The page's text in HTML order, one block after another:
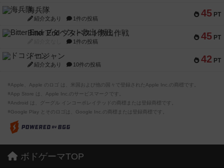
45 PT
海兵隊
紹介文あり 1件の投稿
45 PT
Bitter End ブタペスト救出作戦
1件の投稿
42 PT
ドコジャン
紹介文あり 10件の投稿
※Apple、Apple のロゴ は、米国および他の国々で登録されたApple Inc.の商標です。
※App Store は、Apple Inc.のサービスマークです。
※Android は、グーグル インコーポレイテッドの商標または登録商標です。
※Google Play とそのロゴは、Google Inc.の商標または登録商標です。
ボドゲーマTOP